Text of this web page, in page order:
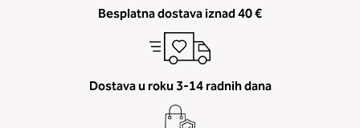
Besplatna dostava iznad 40 €
Dostava u roku 3-14 radnih dana